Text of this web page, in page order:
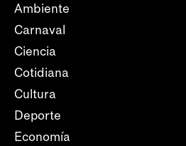
Ambiente
Carnaval
Ciencia
Cotidiana
Cultura
Deporte
Economía